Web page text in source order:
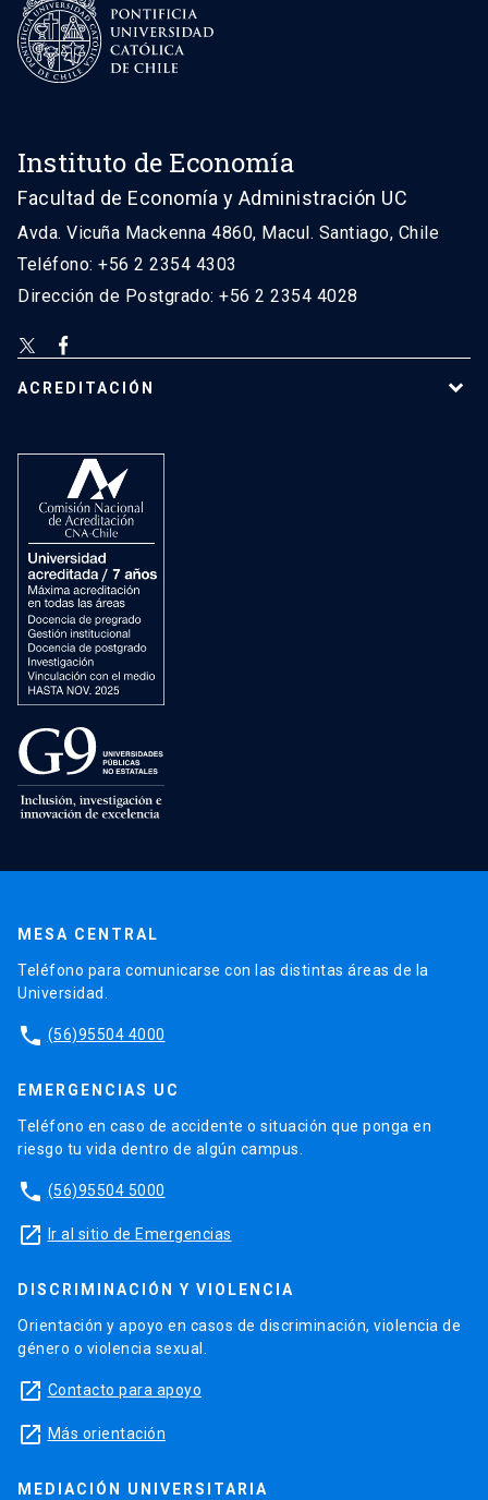
Instituto de Economía
Facultad de Economía y Administración UC
Avda. Vicuña Mackenna 4860, Macul. Santiago, Chile
Teléfono: +56 2 2354 4303
Dirección de Postgrado: +56 2 2354 4028
ACREDITACIÓN
MESA CENTRAL
Teléfono para comunicarse con las distintas áreas de la
Universidad.
phone (56)95504 4000
EMERGENCIAS UC
Teléfono en caso de accidente o situación que ponga en
riesgo tu vida dentro de algún campus.
phone (56)95504 5000
launch Ir al sitio de Emergencias
DISCRIMINACIÓN Y VIOLENCIA
Orientación y apoyo en casos de discriminación, violencia de
género o violencia sexual.
launch Contacto para apoyo
launch Más orientación
MEDIACIÓN UNIVERSITARIA